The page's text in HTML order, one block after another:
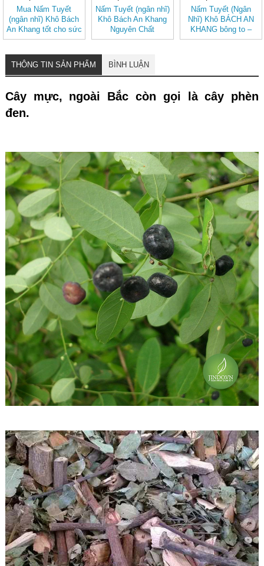
Mua Nấm Tuyết
(ngân nhĩ) Khô Bách
An Khang tốt cho sức
khỏe
Nấm Tuyết (ngân nhĩ)
Khô Bách An Khang
Nguyên Chất
Nấm Tuyết (Ngân
Nhĩ) Khô BÁCH AN
KHANG bông to –
Dưỡng Nhan, Nấu
THÔNG TIN SẢN PHẨM
BÌNH LUẬN
Cây mực, ngoài Bắc còn gọi là cây phèn
đen.